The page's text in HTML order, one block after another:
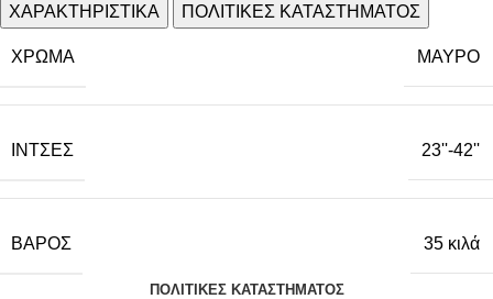
ΧΑΡΑΚΤΗΡΙΣΤΙΚΑ
ΠΟΛΙΤΙΚΕΣ ΚΑΤΑΣΤΗΜΑΤΟΣ
ΧΡΩΜΑ ΜΑΥΡΟ
ΊΝΤΣΕΣ 23''-42''
ΒΆΡΟΣ 35 κιλά
ΠΟΛΙΤΙΚΈΣ ΚΑΤΑΣΤΉΜΑΤΟΣ